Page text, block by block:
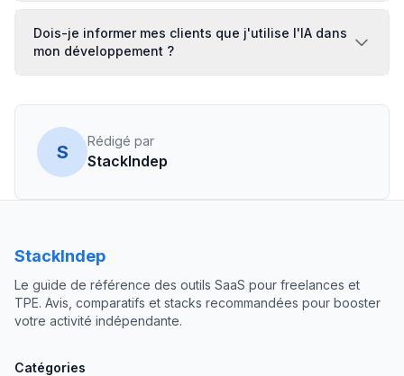
Dois-je informer mes clients que j'utilise l'IA dans
mon développement ?
S
Rédigé par
StackIndep
StackIndep
Le guide de référence des outils SaaS pour freelances et
TPE. Avis, comparatifs et stacks recommandées pour booster
votre activité indépendante.
Catégories